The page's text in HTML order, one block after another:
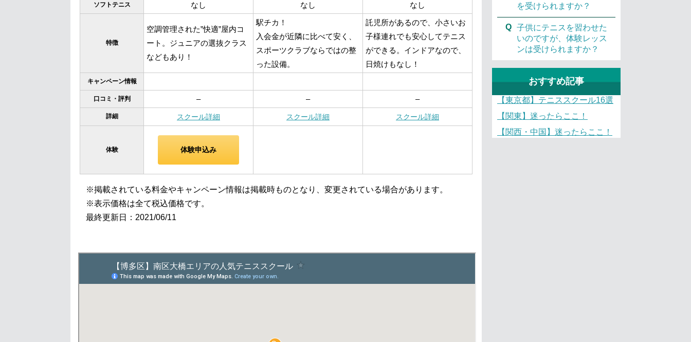
ソフトテニス なし なし なし
特徴
空調管理された”快適”屋内コ
ート。ジュニアの選抜クラス
などもあり！
駅チカ！
入会金が近隣に比べて安く、
スポーツクラブならではの整
った設備。
託児所があるので、小さいお
子様連れでも安心してテニス
ができる。インドアなので、
日焼けもなし！
キャンペーン情報
口コミ・評判 – – –
詳細 スクール詳細 スクール詳細 スクール詳細
体験 体験申込み
※掲載されている料金やキャンペーン情報は掲載時ものとなり、変更されている場合があります。
※表示価格は全て税込価格です。
最終更新日：2021/06/11
を受けられますか？
Q 子供にテニスを習わせた
いのですが、体験レッス
ンは受けられますか？
おすすめ記事
【東京都】テニススクール16選
【関東】迷ったらここ！
【関西・中国】迷ったらここ！